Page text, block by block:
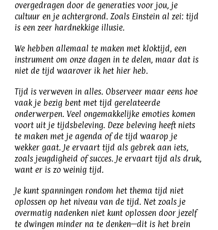
overgedragen door de generaties voor jou, je
cultuur en je achtergrond. Zoals Einstein al zei: tijd
is een zeer hardnekkige illusie.
We hebben allemaal te maken met kloktijd, een
instrument om onze dagen in te delen, maar dat is
niet de tijd waarover ik het hier heb.
Tijd is verweven in alles. Observeer maar eens hoe
vaak je bezig bent met tijd gerelateerde
onderwerpen. Veel ongemakkelijke emoties komen
voort uit je tijdsbeleving. Deze beleving heeft niets
te maken met je agenda of de tijd waarop je
wekker gaat. Je ervaart tijd als gebrek aan iets,
zoals jeugdigheid of succes. Je ervaart tijd als druk,
want er is zo weinig tijd.
Je kunt spanningen rondom het thema tijd niet
oplossen op het niveau van de tijd. Net zoals je
overmatig nadenken niet kunt oplossen door jezelf
te dwingen minder na te denken—dit is het brein